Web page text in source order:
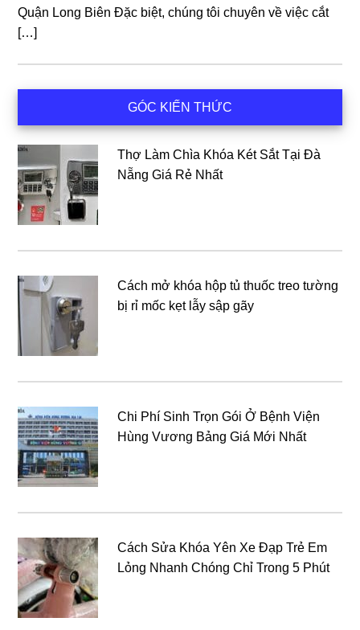
Quận Long Biên Đặc biệt, chúng tôi chuyên về việc cắt
[…]
chính
GÓC KIẾN THỨC
Thợ Làm Chìa Khóa Két Sắt Tại Đà
Nẵng Giá Rẻ Nhất
Cách mở khóa hộp tủ thuốc treo tường
bị rỉ mốc kẹt lẫy sập gãy
Chi Phí Sinh Trọn Gói Ở Bệnh Viện
Hùng Vương Bảng Giá Mới Nhất
Cách Sửa Khóa Yên Xe Đạp Trẻ Em
Lỏng Nhanh Chóng Chỉ Trong 5 Phút